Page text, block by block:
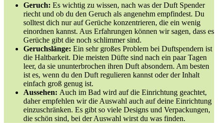
Geruch: Es wichtig zu wissen, nach was der Duft Spender
riecht und ob du den Geruch als angenehm empfindest. Du
solltest dich nur auf Gerüche konzentrieren, die ein wenig
einordnen kannst. Aus Erfahrungen können wir sagen, dass es
Gerüche gibt die noch schlimmer sind.
Geruchslänge: Ein sehr großes Problem bei Duftspendern ist
die Haltbarkeit. Die meisten Düfte sind nach ein paar Tagen
leer, da sie ununterbrochen ihren Duft absondern. Am besten
ist es, wenn du den Duft regulieren kannst oder der Inhalt
einfach groß genug ist.
Aussehen: Auch im Bad wird auf die Einrichtung geachtet,
daher empfehlen wir die Auswahl auch auf deine Einrichtung
einzuschränken. Es gibt so viele Designs und Verpackungen,
die schön sind, bei der Auswahl wirst du was finden.